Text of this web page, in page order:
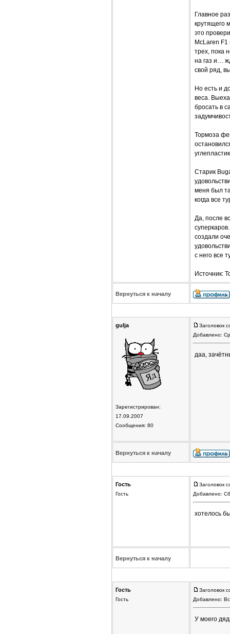
Главное
крутящего
это
McLaren F1
трех, пока
на газ и…
свой ряд,
Но есть и
веса.
бросать в
Тормоза
Старик
меня был
когда все
Да, после
создали
с него все
Источник:
Вернуться к началу
gulja
Зарегистрирован:
17.09.2007
Сообщения: 80
Заголовок
Добавлено:
даа,
Вернуться к началу
Гость
Гость
Заголовок
Добавлено:
хотелось
Вернуться к началу
Гость
Гость
Заголовок
Добавлено:
У моего